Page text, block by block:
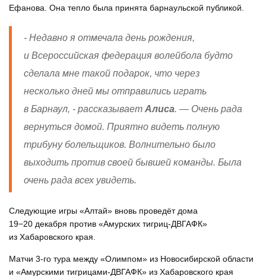
Ефанова. Она тепло была принята барнаульской публикой.
- Недавно я отмечала день рождения,
и Всероссийская федерация волейбола будто
сделала мне такой подарок, что через
несколько дней мы отправились играть
в Барнаул, - рассказывает Алиса. — Очень рада
вернуться домой. Приятно видеть полную
трибуну болельщиков. Волнительно было
выходить против своей бывшей команды. Была
очень рада всех увидеть.
Следующие игры «Алтай» вновь проведёт дома
19−20 декабря против «Амурских тигриц-ДВГАФК»
из Хабаровского края.
Матчи 3-го тура между «Олимпом» из Новосибирской области
и «Амурскими тигрицами-ДВГАФК» из Хабаровского края